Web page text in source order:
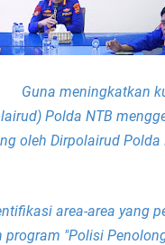
Kepala Lingkungan
Arahan Ditbinmas,
Dibekuk Polisi, Motor Curian
Guna meningkatkan
Polda NTB
oleh Dirpolairud Polda
area-area yang
"Polisi